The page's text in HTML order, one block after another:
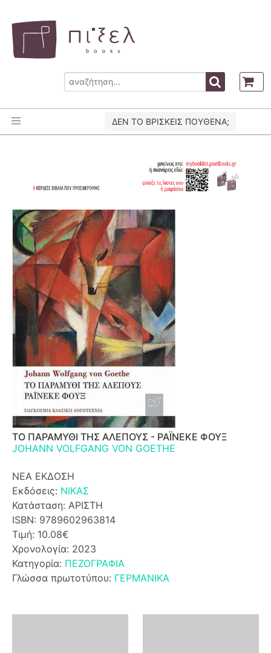
ΔΕΝ ΤΟ ΒΡΙΣΚΕΙΣ ΠΟΥΘΕΝΑ;
ΤΟ ΠΑΡΑΜΥΘΙ ΤΗΣ ΑΛΕΠΟΥΣ - ΡΑΪΝΕΚΕ ΦΟΥΞ
JOHANN VOLFGANG VON GOETHE
ΝΕΑ ΕΚΔΟΣΗ
Εκδόσεις: ΝΙΚΑΣ
Κατάσταση: ΑΡΙΣΤΗ
ISBN: 9789602963814
Τιμή: 10.08€
Χρονολογία: 2023
Κατηγορία: ΠΕΖΟΓΡΑΦΙΑ
Γλώσσα πρωτοτύπου: ΓΕΡΜΑΝΙΚΑ